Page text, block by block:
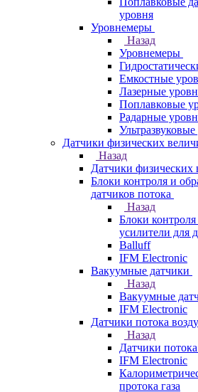
уровня
Уровнемеры
Назад
Уровнемеры
Емкостные
Лазерные
Поплавковые
Радарные
Датчики физических
Назад
Датчики физических
Блоки контроля и
датчиков потока
Назад
Блоки
усилители для
Balluff
IFM Electronic
Вакуумные датчики
Назад
Вакуумные
IFM Electronic
Датчики потока
Назад
Датчики
IFM Electronic
протока газа